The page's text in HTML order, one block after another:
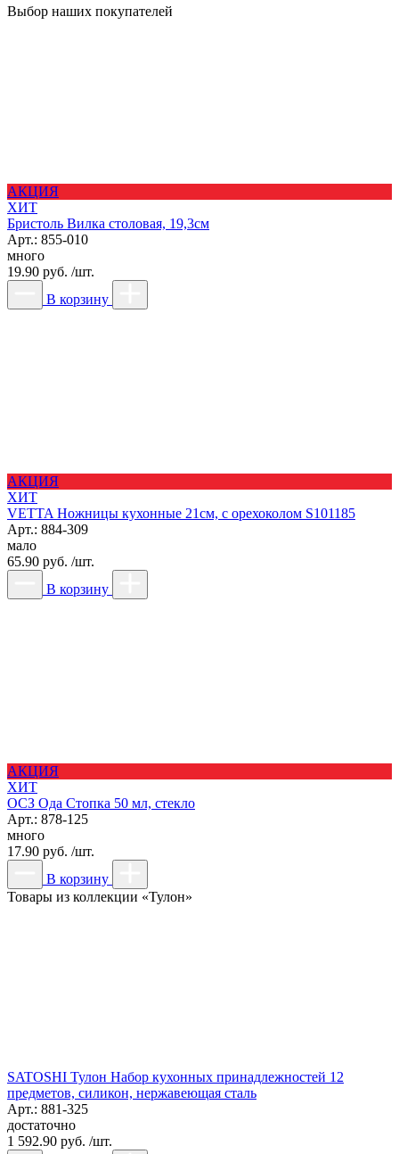
Выбор наших покупателей
АКЦИЯ
ХИТ
Бристоль Вилка столовая, 19,3см
Арт.: 855-010
много
19.90 руб. /шт.
В корзину
АКЦИЯ
ХИТ
VETTA Ножницы кухонные 21см, с орехоколом S101185
Арт.: 884-309
мало
65.90 руб. /шт.
В корзину
АКЦИЯ
ХИТ
ОСЗ Ода Стопка 50 мл, стекло
Арт.: 878-125
много
17.90 руб. /шт.
В корзину
Товары из коллекции «Тулон»
SATOSHI Тулон Набор кухонных принадлежностей 12
предметов, силикон, нержавеющая сталь
Арт.: 881-325
достаточно
1 592.90 руб. /шт.